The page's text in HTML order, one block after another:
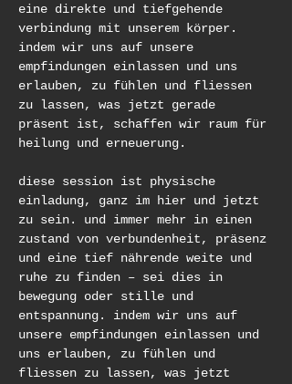
eine direkte und tiefgehende
verbindung mit unserem körper.
indem wir uns auf unsere
empfindungen einlassen und uns
erlauben, zu fühlen und fliessen
zu lassen, was jetzt gerade
präsent ist, schaffen wir raum für
heilung und erneuerung.
diese session ist physische
einladung, ganz im hier und jetzt
zu sein. und immer mehr in einen
zustand von verbundenheit, präsenz
und eine tief nährende weite und
ruhe zu finden – sei dies in
bewegung oder stille und
entspannung. indem wir uns auf
unsere empfindungen einlassen und
uns erlauben, zu fühlen und
fliessen zu lassen, was jetzt